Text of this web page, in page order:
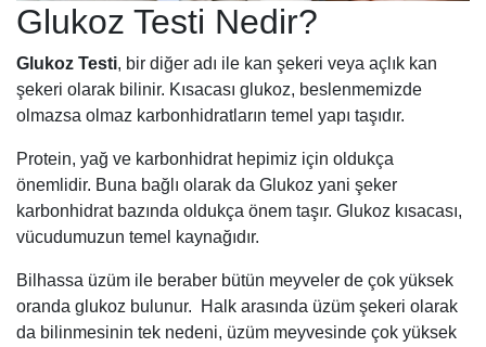
Glukoz Testi Nedir?
Glukoz Testi, bir diğer adı ile kan şekeri veya açlık kan
şekeri olarak bilinir. Kısacası glukoz, beslenmemizde
olmazsa olmaz karbonhidratların temel yapı taşıdır.
Protein, yağ ve karbonhidrat hepimiz için oldukça
önemlidir. Buna bağlı olarak da Glukoz yani şeker
karbonhidrat bazında oldukça önem taşır. Glukoz kısacası,
vücudumuzun temel kaynağıdır.
Bilhassa üzüm ile beraber bütün meyveler de çok yüksek
oranda glukoz bulunur. Halk arasında üzüm şekeri olarak
da bilinmesinin tek nedeni, üzüm meyvesinde çok yüksek